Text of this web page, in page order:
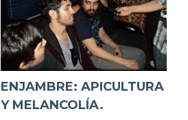
ENJAMBRE: APICULTURA
Y MELANCOLÍA.